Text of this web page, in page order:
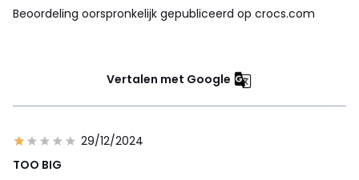
Beoordeling oorspronkelijk gepubliceerd op crocs.com
Vertalen met Google
29/12/2024
TOO BIG